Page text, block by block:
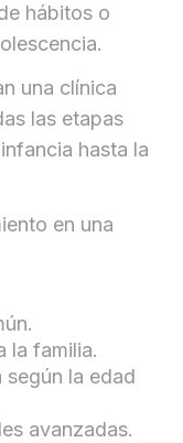
hábitos o
una clínica
las etapas
hasta la
en una
la familia.
la edad
avanzadas.